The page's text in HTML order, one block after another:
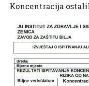
Koncentracija